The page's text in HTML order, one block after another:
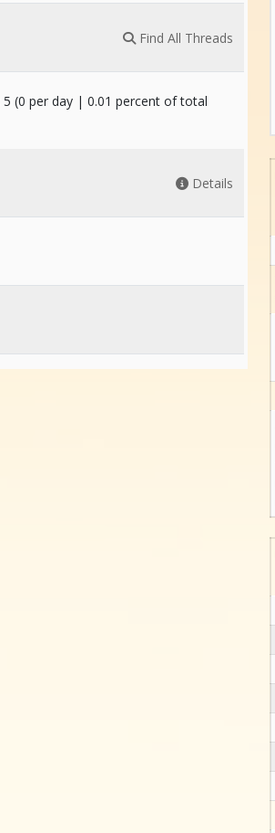
Find All Threads
5 (0 per day | 0.01 percent of total
Details